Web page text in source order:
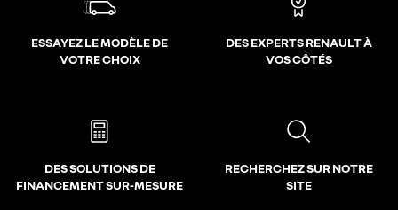
ESSAYEZ LE MODÈLE DE
VOTRE CHOIX
DES EXPERTS RENAULT À
VOS CÔTÉS
DES SOLUTIONS DE
FINANCEMENT SUR-MESURE
RECHERCHEZ SUR NOTRE
SITE